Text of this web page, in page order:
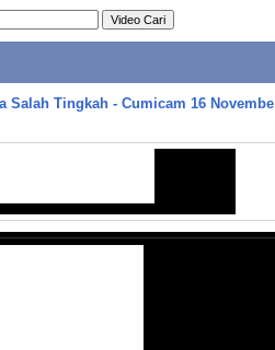
Salah Tingkah - Cumicam 16 Novembe